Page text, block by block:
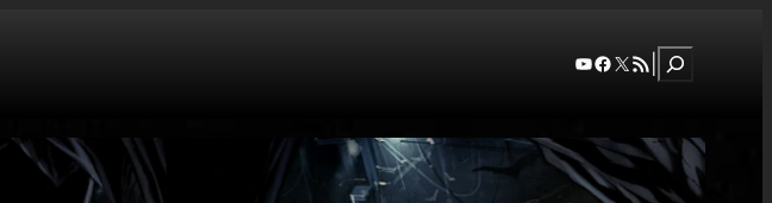
YouTube
Facebook
X RSS FeedSzukaj